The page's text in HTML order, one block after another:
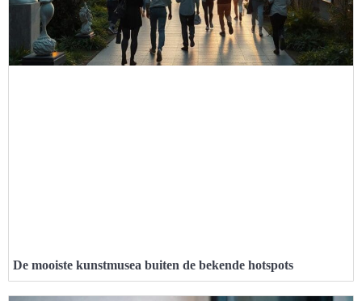
De mooiste kunstmusea buiten de bekende hotspots